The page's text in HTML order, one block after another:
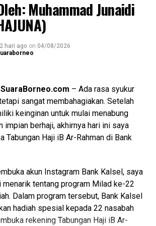
0 Facebook 0
0 Twitter/X
dukungan melalui penyaluran
dari para muzaki khususnya
Kalsel. Bantuan pendidikan ini diharapkan
beban biaya pendidikan para siswa
sekaligus membantu mereka untuk
ini merupakan bagian dari komitmen
Program Pendidikan, sebagai
dana zakat, infak, dan
untuk memberikan manfaat nyata
yang membutuhkan, khususnya dalam
akses terhadap pendidikan.
para siswa(i) penerima manfaat
lebih fokus mengikuti proses
harus terlalu terbebani oleh
keluarga. Pendidikan menjadi salah
Muhammad Junaidi
2 hari ago on 04/08/2026
SuaraBorneo.com – Ada rasa syukur
sangat membahagiakan. Setelah
keinginan untuk mulai menabung
impian berhaji, akhirnya hari ini saya
Tabungan Haji iB Ar-Rahman di Bank
akun Instagram Bank Kalsel, saya
tentang program Milad ke-22
Dalam program tersebut, Bank Kalsel
hadiah spesial kepada 22 nasabah
rekening Tabungan Haji iB Ar-